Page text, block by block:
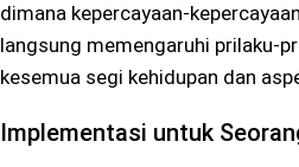
dimana kepercayaan-
langsung memengaruhi prilaku-
kesemua segi kehidupan dan
Implementasi untuk